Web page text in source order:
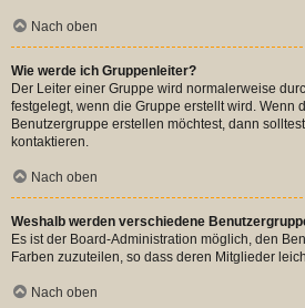
Nach oben
Wie werde ich Gruppenleiter?
Der Leiter einer Gruppe wird normalerweise
festgelegt, wenn die Gruppe erstellt wird. Wenn
Benutzergruppe erstellen möchtest, dann
kontaktieren.
Nach oben
Weshalb werden verschiedene
Es ist der Board-Administration möglich, den
Farben zuzuteilen, so dass deren Mitglieder
Nach oben